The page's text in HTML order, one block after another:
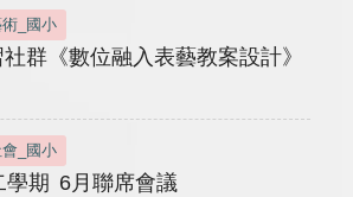
_國小
群《數位融入表藝教案設計》
_國小
學期 6月聯席會議